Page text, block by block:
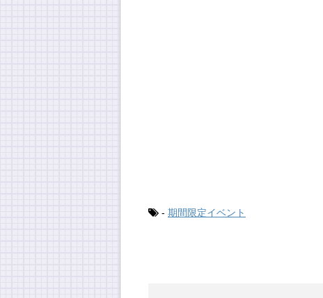
- 期間限定イベント